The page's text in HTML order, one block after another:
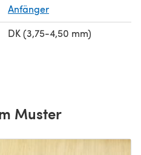
Anfänger
DK (3,75-4,50 mm)
Muster